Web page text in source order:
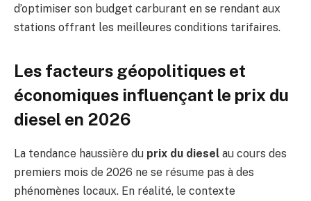
d’optimiser son budget carburant en se rendant aux
stations offrant les meilleures conditions tarifaires.
Les facteurs géopolitiques et
économiques influençant le prix du
diesel en 2026
La tendance haussière du prix du diesel au cours des
premiers mois de 2026 ne se résume pas à des
phénomènes locaux. En réalité, le contexte